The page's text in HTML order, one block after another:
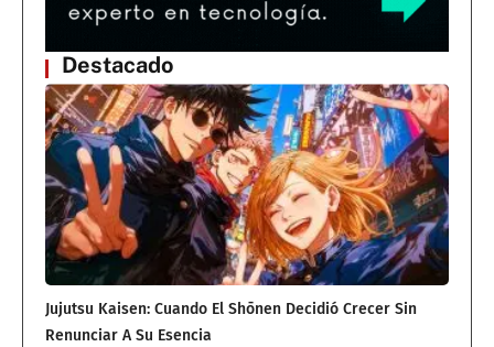
Destacado
Jujutsu Kaisen: Cuando El Shōnen Decidió Crecer Sin
Renunciar A Su Esencia